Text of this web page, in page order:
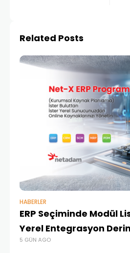
Related Posts
HABERLER
ERP Seçiminde Modül
Yerel Entegrasyon
5 GÜN AGO